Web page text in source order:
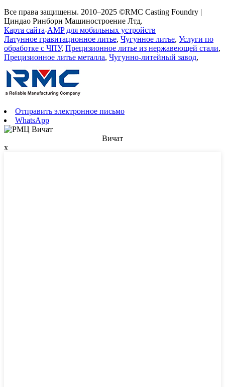
Все права защищены. 2010–2025 ©RMC Casting Foundry |
Циндао Ринборн Машиностроение Лтд.
Карта сайта-AMP для мобильных устройств
Латунное гравитационное литье, Чугунное литье, Услуги по
обработке с ЧПУ, Прецизионное литье из нержавеющей стали,
Прецизионное литье металла, Чугунно-литейный завод,
Отправить электронное письмо
WhatsApp
Вичат
x